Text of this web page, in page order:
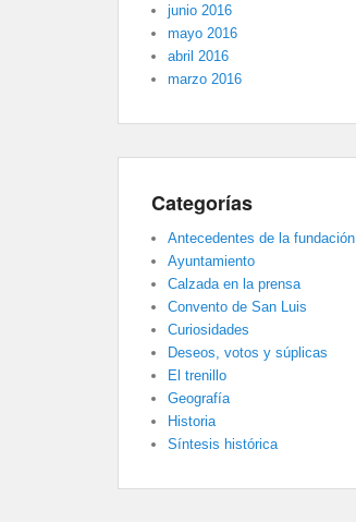
junio 2016
mayo 2016
abril 2016
marzo 2016
Categorías
Antecedentes de la fundación
Ayuntamiento
Calzada en la prensa
Convento de San Luis
Curiosidades
Deseos, votos y súplicas
El trenillo
Geografía
Historia
Síntesis histórica